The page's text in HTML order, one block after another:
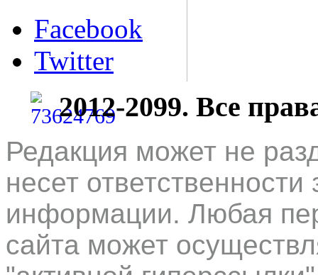
Facebook
Twitter
2012-2099. Все
Редакция может не
несет
информации. Любая
сайта может